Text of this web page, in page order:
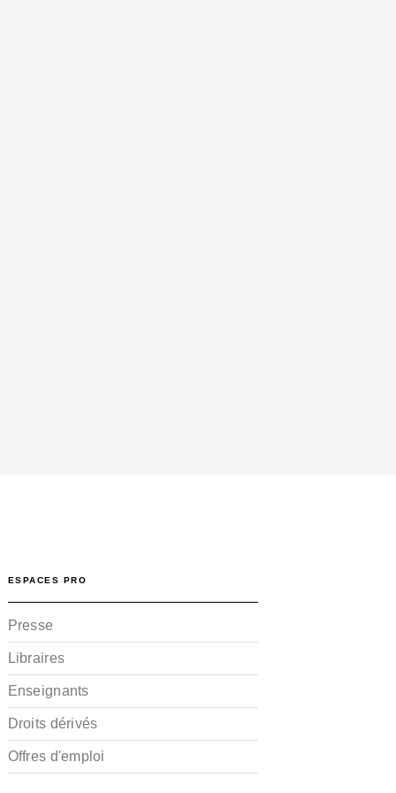
ESPACES PRO
Presse
Libraires
Enseignants
Droits dérivés
Offres d'emploi